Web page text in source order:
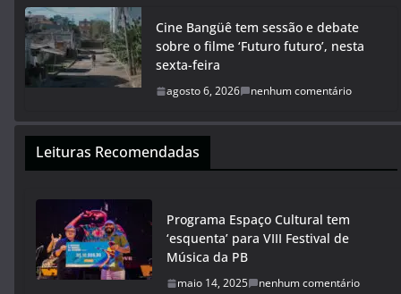
Cine Bangüê tem sessão e debate
sobre o filme ‘Futuro futuro’, nesta
sexta-feira
agosto 6, 2026 nenhum comentário
Leituras Recomendadas
Programa Espaço Cultural tem
‘esquenta’ para VIII Festival de
Música da PB
maio 14, 2025 nenhum comentário